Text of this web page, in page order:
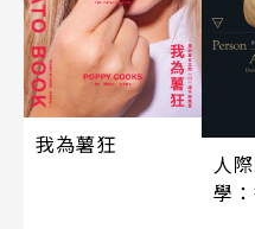
我為薯狂
人
學